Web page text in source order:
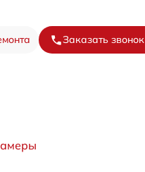
Заказать звонок